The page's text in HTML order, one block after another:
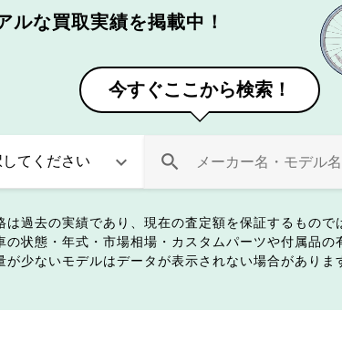
ルな買取実績を掲載中！
今すぐここから検索！
は過去の実績であり、現在の査定額を保証するもので
の状態・年式・市場相場・カスタムパーツや付属品の
が少ないモデルはデータが表示されない場合がありま